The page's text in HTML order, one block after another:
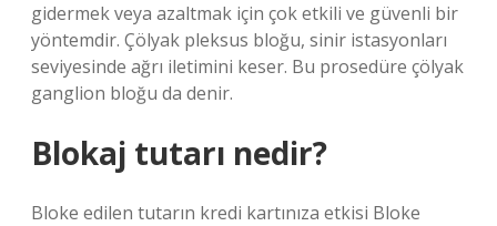
gidermek veya azaltmak için çok etkili ve güvenli bir
yöntemdir. Çölyak pleksus bloğu, sinir istasyonları
seviyesinde ağrı iletimini keser. Bu prosedüre çölyak
ganglion bloğu da denir.
Blokaj tutarı nedir?
Bloke edilen tutarın kredi kartınıza etkisi Bloke